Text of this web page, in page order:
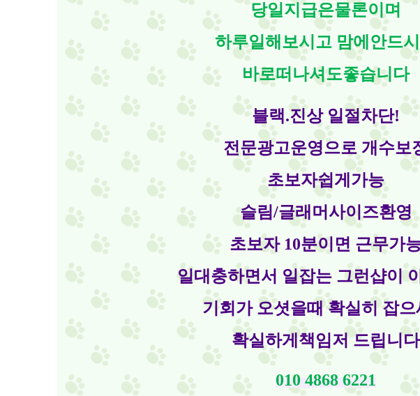
당일지급은물론이며
하루일해보시고 맘에안드
바로떠나셔도좋습니다
블랙.진상 일절차단!
전문광고운영으로 개수보
초보자쉽게가능
슬림/글래머사이즈환영
초보자 10분이면 근무가
일대충하면서 일잡는 그런샵이
기회가 오셧을때 확실히 잡으
확실하게책임저 드립니다
010 4868 6221